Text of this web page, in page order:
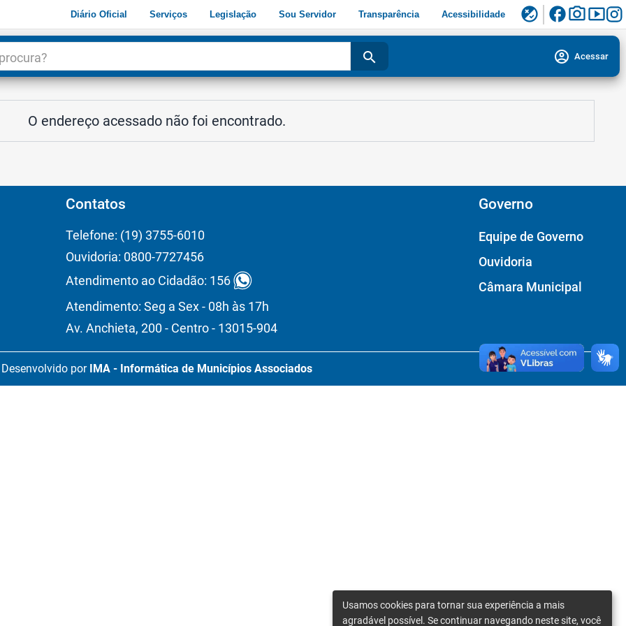
Diário Oficial Serviços Legislação Sou Servidor Transparência Acessibilidade flaky facebookphoto_camerasmart_display
search account_circle Acessar
O endereço acessado não foi encontrado.
Contatos
Telefone: (19) 3755-6010
Ouvidoria: 0800-7727456
Atendimento ao Cidadão: 156
Atendimento: Seg a Sex - 08h às 17h
Av. Anchieta, 200 - Centro - 13015-904
Governo
Equipe de Governo
Ouvidoria
Câmara Municipal
Desenvolvido por IMA - Informática de Municípios Associados
Usamos cookies para tornar sua experiência a mais
agradável possível. Se continuar navegando neste site, você